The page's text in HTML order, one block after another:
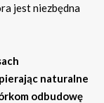
jest niezbędna
naturalne
odbudowę